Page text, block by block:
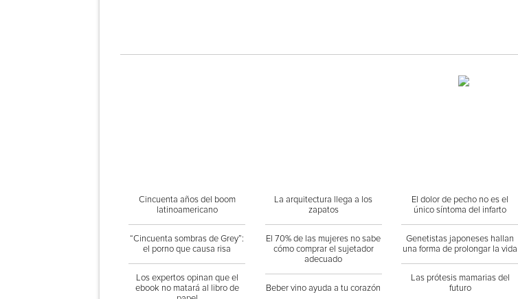
Cincuenta años del boom
latinoamericano
“Cincuenta sombras de Grey”:
el porno que causa risa
Los expertos opinan que el
ebook no matará al libro de
La arquitectura llega a los
zapatos
El 70% de las mujeres no sabe
cómo comprar el sujetador
adecuado
Beber vino ayuda a tu corazón
El dolor de pecho no es el
único síntoma del infarto
Genetistas japoneses hallan
una forma de prolongar la vida
Las prótesis mamarias del
futuro